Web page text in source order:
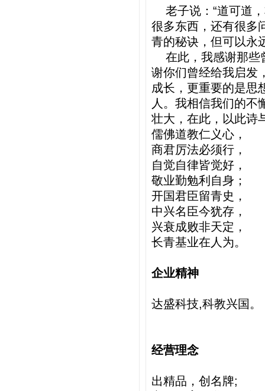
老子说：“道可道，
很多东西，还有很多
青的秘诀，但可以永
在此，我感谢那些
谢你们曾经给我启发
成长，更重要的是思
人。我相信我们的不
壮大，在此，以此诗
儒佛道教仁义心，
商君厉法必须行，
自觉自律皆觉好，
敬业勤勉利自身；
开国君臣留青史，
中兴名臣今犹存，
兴衰成败非天定，
长青基业在人为。
企业精神
达盛科技,科教兴国。
经营理念
出精品，创名牌;